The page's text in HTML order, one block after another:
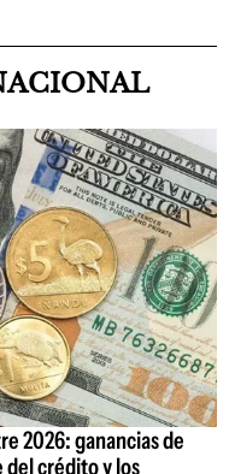
2026: ganancias de
del crédito y los